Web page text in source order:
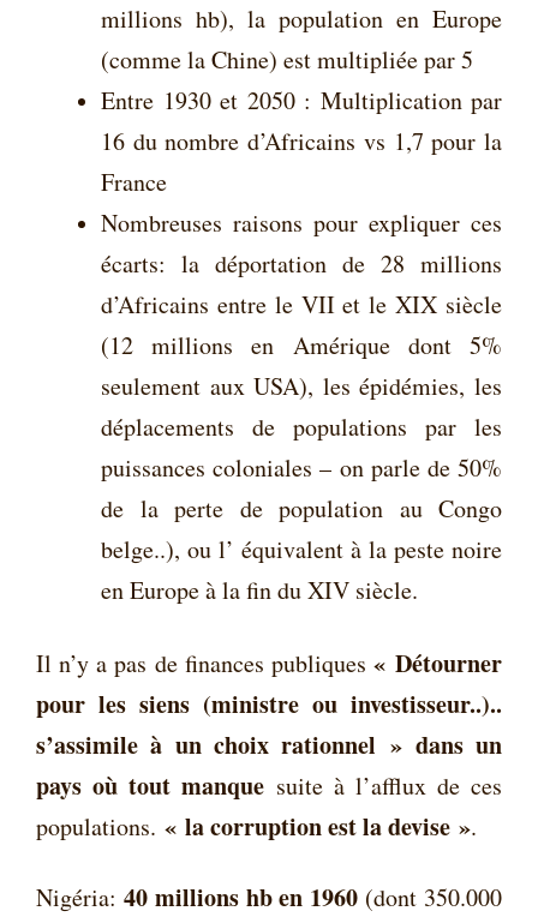
millions hb), la population en Europe
(comme la Chine) est multipliée par 5
Entre 1930 et 2050 : Multiplication par
16 du nombre d’Africains vs 1,7 pour la
France
Nombreuses raisons pour expliquer ces
écarts: la déportation de 28 millions
d’Africains entre le VII et le XIX siècle
(12 millions en Amérique dont 5%
seulement aux USA), les épidémies, les
déplacements de populations par les
puissances coloniales – on parle de 50%
de la perte de population au Congo
belge..), ou l’ équivalent à la peste noire
en Europe à la fin du XIV siècle.
Il n’y a pas de finances publiques « Détourner
pour les siens (ministre ou investisseur..)..
s’assimile à un choix rationnel » dans un
pays où tout manque suite à l’afflux de ces
populations. « la corruption est la devise ».
Nigéria: 40 millions hb en 1960 (dont 350.000